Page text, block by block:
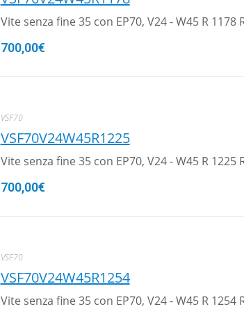
Vite senza fine 35 con EP70, V24 - W45 R 1178
700,00€
VSF70
VSF70V24W45R1225
Vite senza fine 35 con EP70, V24 - W45 R 1225
700,00€
VSF70
VSF70V24W45R1254
Vite senza fine 35 con EP70, V24 - W45 R 1254